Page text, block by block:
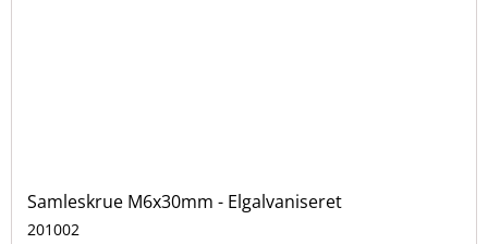
Samleskrue M6x30mm - Elgalvaniseret
201002